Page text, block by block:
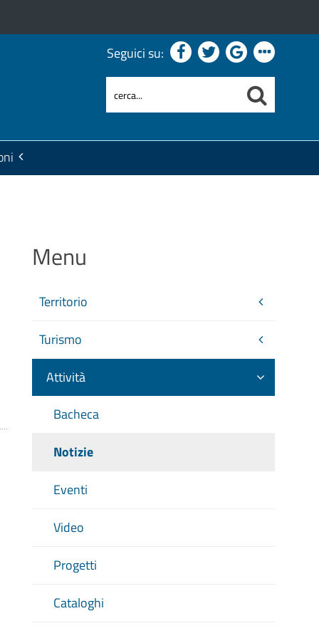
Seguici su:
Menu
Territorio
Turismo
Attività
Bacheca
Notizie
Eventi
Video
Progetti
Cataloghi